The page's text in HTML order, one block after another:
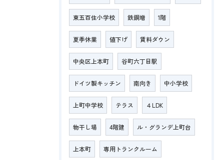
東五百住小学校 鉄鋼増 1階
夏季休業 値下げ 賃料ダウン
中央区上本町 谷町六丁目駅
ドイツ製キッチン 南向き 中小学校
上町中学校 テラス ４LDK
物干し場 4階建 ル・グランデ上町台
上本町 専用トランクルーム